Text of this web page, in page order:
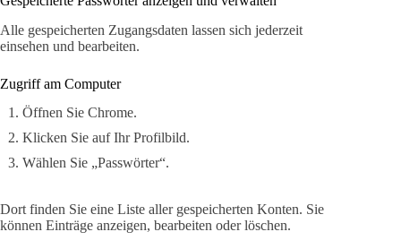
Alle gespeicherten Zugangsdaten lassen sich jederzeit
einsehen und bearbeiten.
Zugriff am Computer
Öffnen Sie Chrome.
Klicken Sie auf Ihr Profilbild.
Wählen Sie „Passwörter“.
Dort finden Sie eine Liste aller gespeicherten Konten. Sie
können Einträge anzeigen, bearbeiten oder löschen.